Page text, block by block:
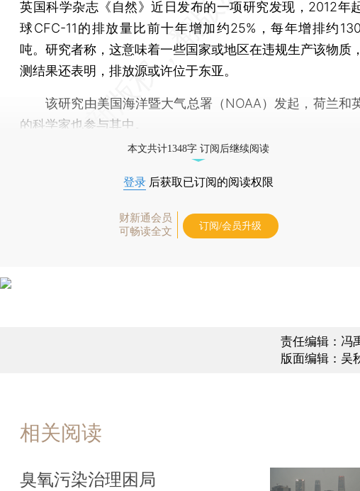
英国科学杂志《自然》近日发布的一项研究发现，2012年
球CFC-11的排放量比前十年增加约25%，每年增排约
吨。研究者称，这意味着一些国家或地区在违规生产该物质
测结果还表明，排放源或许位于东亚。
该研究由美国海洋暨大气总署（NOAA）发起，荷兰和
的科学家也参与其中。
本文共计1348字 订阅后继续阅读
登录 后获取已订阅的阅读权限
财新通会员
可畅读全文
订阅/会员升级
责任编辑：冯
版面编辑：吴
相关阅读
臭氧污染治理困局